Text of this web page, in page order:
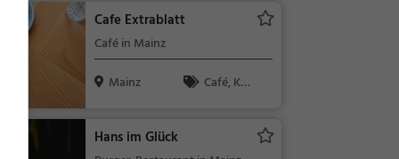
sen
Cafe Extrablatt
Café in Mainz
Mainz
Café, Kaff
Hans im Glück